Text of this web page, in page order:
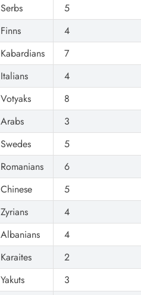
Serbs 5
Finns 4
Kabardians 7
Italians 4
Votyaks 8
Arabs 3
Swedes 5
Romanians 6
Chinese 5
Zyrians 4
Albanians 4
Karaites 2
Yakuts 3